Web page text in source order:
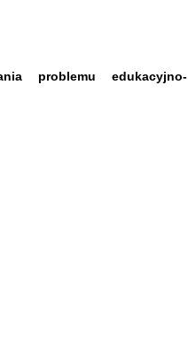
problemu edukacyjno-